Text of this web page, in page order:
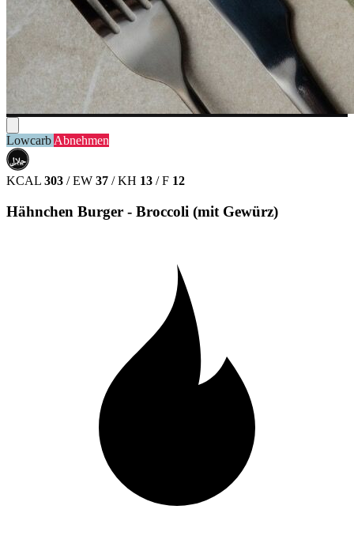
Lowcarb Abnehmen
حلال
HALAL
KCAL 303 / EW 37 / KH 13 / F 12
Hähnchen Burger - Broccoli (mit Gewürz)